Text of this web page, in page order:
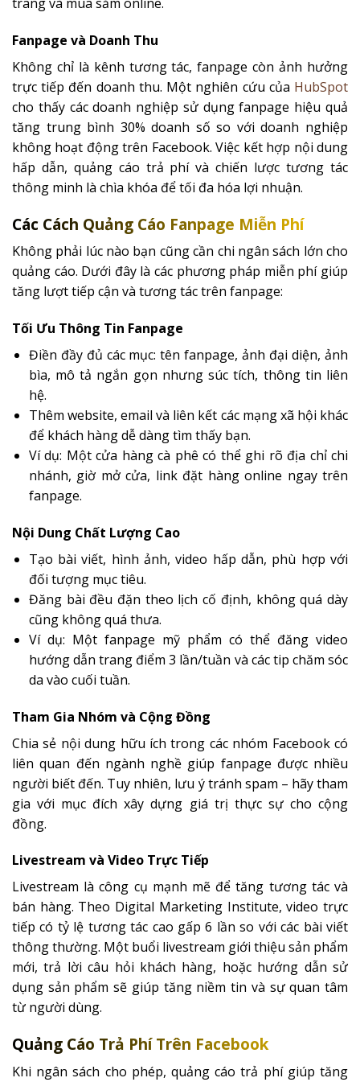
Fanpage và Doanh Thu
Không chỉ là kênh tương tác, fanpage còn ảnh hưởng
trực tiếp đến doanh thu. Một nghiên cứu của HubSpot
cho thấy các doanh nghiệp sử dụng fanpage hiệu quả
tăng trung bình 30% doanh số so với doanh nghiệp
không hoạt động trên Facebook. Việc kết hợp nội dung
hấp dẫn, quảng cáo trả phí và chiến lược tương tác
thông minh là chìa khóa để tối đa hóa lợi nhuận.
Các Cách Quảng Cáo Fanpage Miễn Phí
Không phải lúc nào bạn cũng cần chi ngân sách lớn cho
quảng cáo. Dưới đây là các phương pháp miễn phí giúp
tăng lượt tiếp cận và tương tác trên fanpage:
Tối Ưu Thông Tin Fanpage
Điền đầy đủ các mục: tên fanpage, ảnh đại diện, ảnh
bìa, mô tả ngắn gọn nhưng súc tích, thông tin liên
hệ.
Thêm website, email và liên kết các mạng xã hội khác
để khách hàng dễ dàng tìm thấy bạn.
Ví dụ: Một cửa hàng cà phê có thể ghi rõ địa chỉ chi
nhánh, giờ mở cửa, link đặt hàng online ngay trên
fanpage.
Nội Dung Chất Lượng Cao
Tạo bài viết, hình ảnh, video hấp dẫn, phù hợp với
đối tượng mục tiêu.
Đăng bài đều đặn theo lịch cố định, không quá dày
cũng không quá thưa.
Ví dụ: Một fanpage mỹ phẩm có thể đăng video
hướng dẫn trang điểm 3 lần/tuần và các tip chăm sóc
da vào cuối tuần.
Tham Gia Nhóm và Cộng Đồng
Chia sẻ nội dung hữu ích trong các nhóm Facebook có
liên quan đến ngành nghề giúp fanpage được nhiều
người biết đến. Tuy nhiên, lưu ý tránh spam – hãy tham
gia với mục đích xây dựng giá trị thực sự cho cộng
đồng.
Livestream và Video Trực Tiếp
Livestream là công cụ mạnh mẽ để tăng tương tác và
bán hàng. Theo Digital Marketing Institute, video trực
tiếp có tỷ lệ tương tác cao gấp 6 lần so với các bài viết
thông thường. Một buổi livestream giới thiệu sản phẩm
mới, trả lời câu hỏi khách hàng, hoặc hướng dẫn sử
dụng sản phẩm sẽ giúp tăng niềm tin và sự quan tâm
từ người dùng.
Quảng Cáo Trả Phí Trên Facebook
Khi ngân sách cho phép, quảng cáo trả phí giúp tăng